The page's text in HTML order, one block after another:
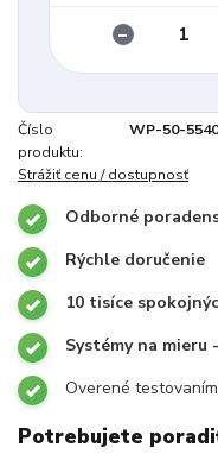
Číslo
produktu:
WP-50-
Strážiť cenu / dostupnosť
Odborné
Rýchle doručenie
10 tisíce
Systémy na mieru
Overené
Potrebujete